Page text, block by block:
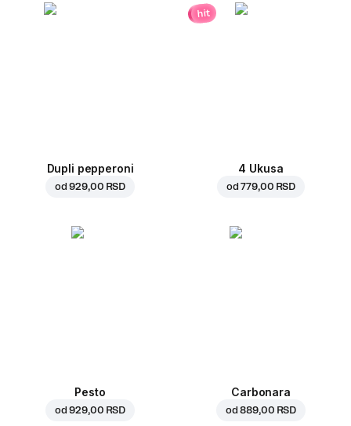
Dupli pepperoni
od929,00 RSD
hit
4 Ukusa
od779,00 RSD
Pesto
od929,00 RSD
Carbonara
od889,00 RSD